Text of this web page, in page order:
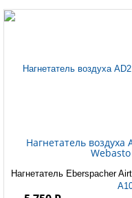
Нагнетатель
Нагнетатель Eberspacher